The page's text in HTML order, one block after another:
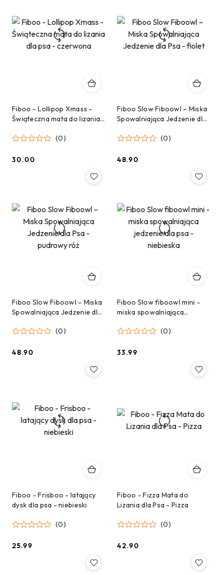
Fiboo - Lollipop Xmass -
Świąteczna mata do lizania
(0)
Cena:
30.00
Fiboo Slow Fiboowl – Miska
Spowalniająca Jedzenie dla
(0)
Cena:
48.90
Fiboo Slow Fiboowl – Miska
Spowalniająca Jedzenie dla
(0)
Cena:
48.90
Fiboo Slow fiboowl mini -
miska spowalniająca
(0)
Cena:
33.99
Fiboo - Frisboo - latający
dysk dla psa - niebieski
(0)
Cena:
25.99
Fiboo - Fizza Mata do
Lizania dla Psa - Pizza
(0)
Cena:
42.90